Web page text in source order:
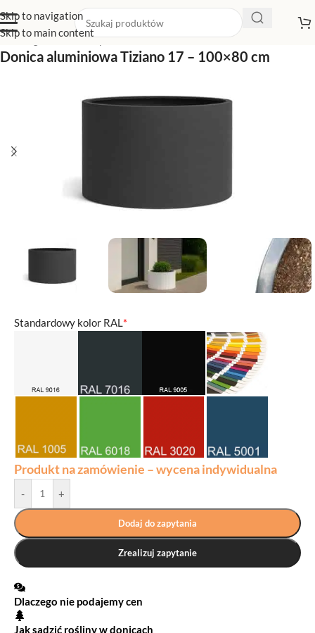
Skip to navigation
Skip to main content
Strona główna/Sklep z donicami/Donice aluminiowe
Donica aluminiowa Tiziano 17 – 100×80 cm
*
Standardowy kolor RAL
Produkt na zamówienie – wycena indywidualna
- +
Dodaj do zapytania
Zrealizuj zapytanie
Dlaczego nie podajemy cen
Jak sadzić rośliny w donicach